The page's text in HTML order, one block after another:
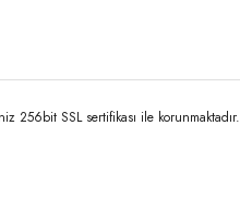
256bit SSL sertifikası ile korunmaktadır.